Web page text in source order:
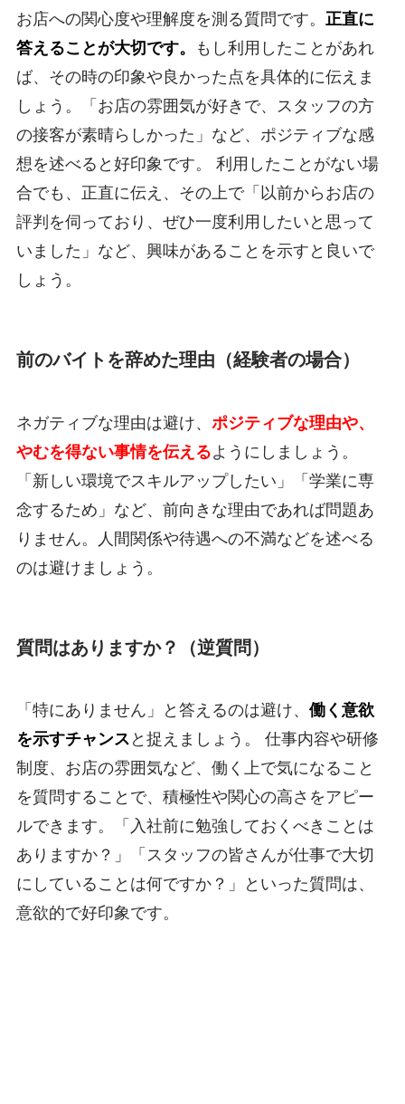
お店への関心度や理解度を測る質問です。 正直に
答えることが大切です。
もし利用したことがあれ
ば、その時の印象や良かった点を具体的に伝えま
しょう。「お店の雰囲気が好きで、スタッフの方
の接客が素晴らしかった」など、ポジティブな感
想を述べると好印象です。 利用したことがない場
合でも、正直に伝え、その上で「以前からお店の
評判を伺っており、ぜひ一度利用したいと思って
いました」など、興味があることを示すと良いで
しょう。
前のバイトを辞めた理由（経験者の場合）
ネガティブな理由は避け、 ポジティブな理由や、
やむを得ない事情を伝えるようにしましょう。
「新しい環境でスキルアップしたい」「学業に専
念するため」など、前向きな理由であれば問題あ
りません。人間関係や待遇への不満などを述べる
のは避けましょう。
質問はありますか？（逆質問）
「特にありません」と答えるのは避け、 働く意欲
を示すチャンス と捉えましょう。 仕事内容や研修
制度、お店の雰囲気など、働く上で気になること
を質問することで、積極性や関心の高さをアピー
ルできます。「入社前に勉強しておくべきことは
ありますか？」「スタッフの皆さんが仕事で大切
にしていることは何ですか？」といった質問は、
意欲的で好印象です。